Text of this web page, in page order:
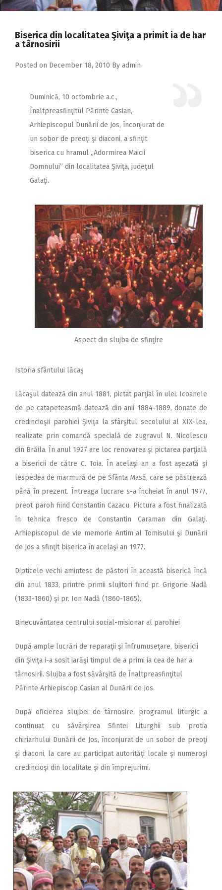
2018
2016
Biserica din localitatea Şiviţa a primit ia de har
a târnosirii
Posted on December 18, 2010 By admin
Duminică, 10 octombrie a.c.,
Înaltpreasfinţitul Părinte Casian,
Arhiepiscopul Dunării de Jos, înconjurat de
un sobor de preoţi şi diaconi, a sfinţit
biserica cu hramul „Adormirea Maicii
Domnului” din localitatea Şiviţa, judeţul
Galaţi.
Aspect din slujba de sfinţire
Istoria sfântului lăcaş
Lăcaşul datează din anul 1881, pictat parţial în ulei. Icoanele
de pe catapeteasmă datează din anii 1884-1889, donate de
credincioşii parohiei Şiviţa la sfârşitul secolului al XIX-lea,
realizate prin comandă specială de zugravul N. Nicolescu
din Brăila. În anul 1927 are loc renovarea şi pictarea parţială
a bisericii de către C. Toia. În acelaşi an a fost aşezată şi
lespedea de marmură de pe Sfânta Masă, care se păstrează
până în prezent. Întreaga lucrare s-a încheiat în anul 1977,
preot paroh fiind Constantin Cazacu. Pictura a fost finalizată
în tehnica fresco de Constantin Caraman din Galaţi.
Arhiepiscopul de vie memorie Antim al Tomisului şi Dunării
de Jos a sfinţit biserica în acelaşi an 1977.
Dipticele vechi amintesc de păstori în această biserică încă
din anul 1833, printre primii slujitori fiind pr. Grigorie Nadă
(1833-1860) şi pr. Ion Nadă (1860-1865).
Binecuvântarea centrului social-misionar al parohiei
După ample lucrări de reparaţii şi înfrumuseţare, bisericii
din Şiviţa i-a sosit iarăşi timpul de a primi ia cea de har a
târnosirii. Slujba a fost săvârşită de Înaltpreasfinţitul
Părinte Arhiepiscop Casian al Dunării de Jos.
După oficierea slujbei de târnosire, programul liturgic a
continuat cu săvârşirea Sfintei Liturghii sub protia
chiriarhului Dunării de Jos, înconjurat de un sobor de preoţi
şi diaconi, la care au participat autorităţi locale şi numeroşi
credincioşi din localitate şi din împrejurimi.